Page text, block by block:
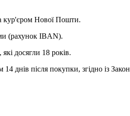
кур'єром Нової Пошти.
(рахунок IBAN).
досягли 18 років.
днів після покупки, згідно із